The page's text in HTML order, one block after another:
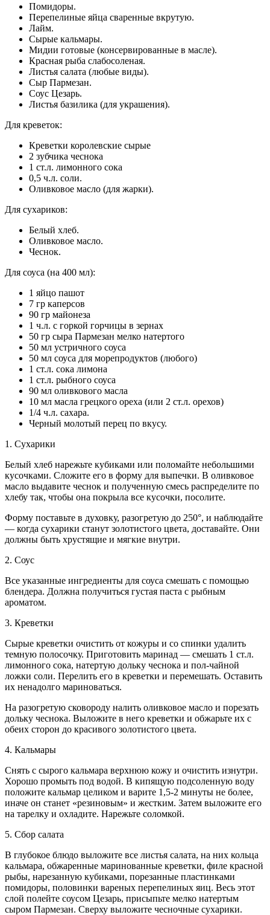
Помидоры.
Перепелиные яйца сваренные вкрутую.
Лайм.
Сырые кальмары.
Мидии готовые (консервированные в масле).
Красная рыба слабосоленая.
Листья салата (любые виды).
Сыр Пармезан.
Соус Цезарь.
Листья базилика (для украшения).
Для креветок:
Креветки королевские сырые
2 зубчика чеснока
1 ст.л. лимонного сока
0,5 ч.л. соли.
Оливковое масло (для жарки).
Для сухариков:
Белый хлеб.
Оливковое масло.
Чеснок.
Для соуса (на 400 мл):
1 яйцо пашот
7 гр каперсов
90 гр майонеза
1 ч.л. с горкой горчицы в зернах
50 гр сыра Пармезан мелко натертого
50 мл устричного соуса
50 мл соуса для морепродуктов (любого)
1 ст.л. сока лимона
1 ст.л. рыбного соуса
90 мл оливкового масла
10 мл масла грецкого ореха (или 2 ст.л. орехов)
1/4 ч.л. сахара.
Черный молотый перец по вкусу.
1. Сухарики
Белый хлеб нарежьте кубиками или поломайте небольшими
кусочками. Сложите его в форму для выпечки. В оливковое
масло выдавите чеснок и полученную смесь распределите по
хлебу так, чтобы она покрыла все кусочки, посолите.
Форму поставьте в духовку, разогретую до 250°, и наблюдайте
— когда сухарики станут золотистого цвета, доставайте. Они
должны быть хрустящие и мягкие внутри.
2. Соус
Все указанные ингредиенты для соуса смешать с помощью
блендера. Должна получиться густая паста с рыбным
ароматом.
3. Креветки
Сырые креветки очистить от кожуры и со спинки удалить
темную полосочку. Приготовить маринад — смешать 1 ст.л.
лимонного сока, натертую дольку чеснока и пол-чайной
ложки соли. Перелить его в креветки и перемешать. Оставить
их ненадолго мариноваться.
На разогретую сковороду налить оливковое масло и порезать
дольку чеснока. Выложите в него креветки и обжарьте их с
обеих сторон до красивого золотистого цвета.
4. Кальмары
Снять с сырого кальмара верхнюю кожу и очистить изнутри.
Хорошо промыть под водой. В кипящую подсоленную воду
положите кальмар целиком и варите 1,5-2 минуты не более,
иначе он станет «резиновым» и жестким. Затем выложите его
на тарелку и охладите. Нарежьте соломкой.
5. Сбор салата
В глубокое блюдо выложите все листья салата, на них кольца
кальмара, обжаренные маринованные креветки, филе красной
рыбы, нарезанную кубиками, порезанные пластинками
помидоры, половинки вареных перепелиных яиц. Весь этот
слой полейте соусом Цезарь, присыпьте мелко натертым
сыром Пармезан. Сверху выложите чесночные сухарики.